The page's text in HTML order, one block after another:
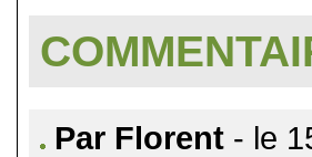
Par Florent - le